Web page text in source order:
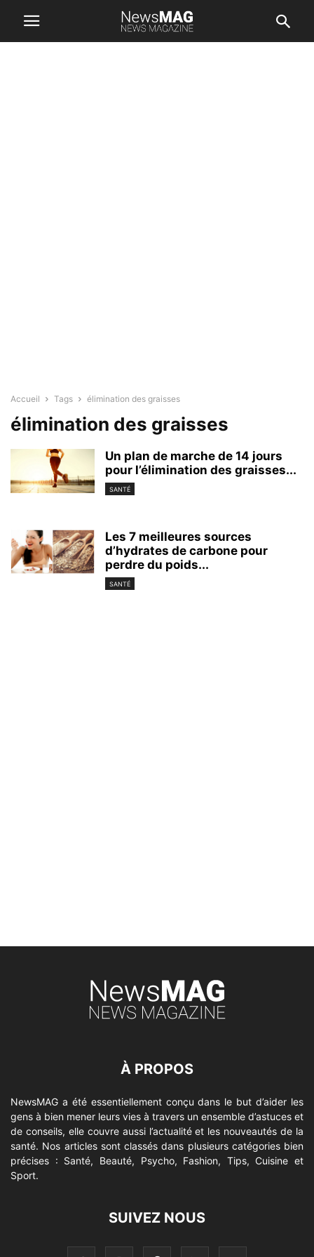
Accueil Tags élimination des graisses
élimination des graisses
Un plan de marche de 14 jours
pour l’élimination des graisses...
SANTÉ
Les 7 meilleures sources
d’hydrates de carbone pour
perdre du poids...
SANTÉ
À PROPOS
NewsMAG a été essentiellement conçu dans le but d’aider les
gens à bien mener leurs vies à travers un ensemble d’astuces et
de conseils, elle couvre aussi l’actualité et les nouveautés de la
santé. Nos articles sont classés dans plusieurs catégories bien
précises : Santé, Beauté, Psycho, Fashion, Tips, Cuisine et
Sport.
SUIVEZ NOUS